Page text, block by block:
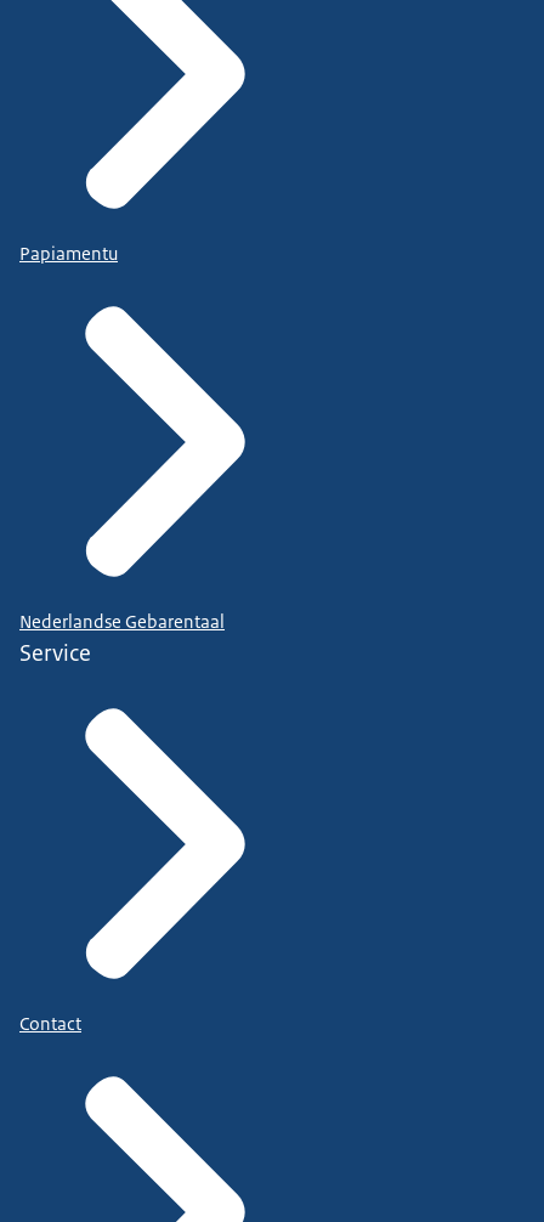
Papiamentu
Nederlandse Gebarentaal
Service
Contact